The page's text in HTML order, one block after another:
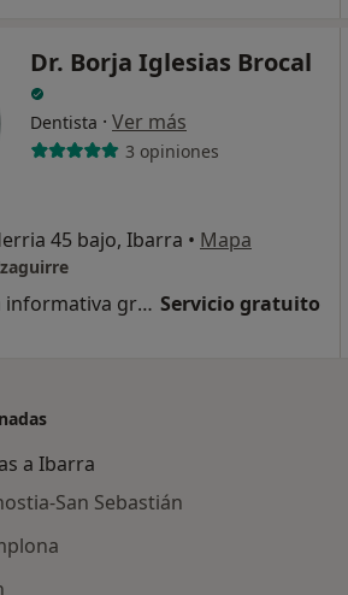
Dr. Borja Iglesias Brocal
Dentista · Ver más
3 opiniones
45 bajo, Ibarra • Mapa
Primera visita informativa gratuita Servicio gratuito
a Ibarra
San Sebastián